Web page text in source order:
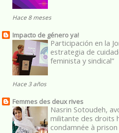
Hace 8 meses
Impacto de género ya!
Participación en la
estrategia de
feminista y sindical”
Hace 3 años
Femmes des deux rives
Nasrin Sotoudeh,
militante des droits
condamnée à prison